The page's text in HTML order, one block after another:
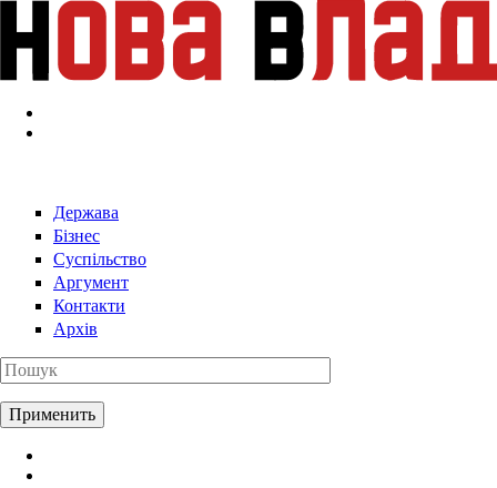
Перейти к основному содержанию
Держава
Бізнес
Суспільство
Аргумент
Контакти
Архів